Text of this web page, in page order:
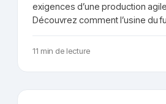
exigences d’une production
Découvrez comment l’usine du
11 min de lecture